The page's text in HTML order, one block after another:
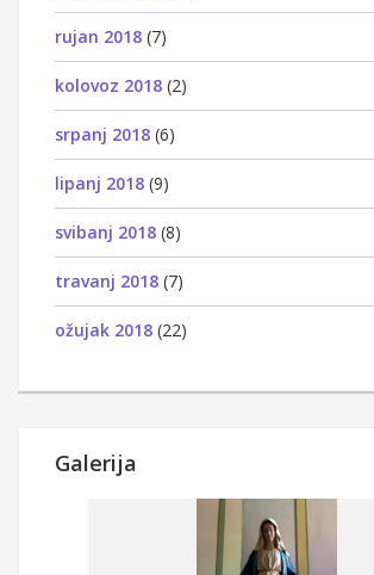
rujan 2018 (7)
kolovoz 2018 (2)
srpanj 2018 (6)
lipanj 2018 (9)
svibanj 2018 (8)
travanj 2018 (7)
ožujak 2018 (22)
Galerija